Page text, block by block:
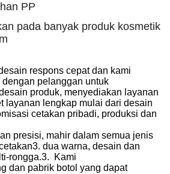
PP
pada banyak produk kosmetik
respons cepatdan kami
dengan pelanggan untuk
produk, menyediakan layanan
layanan lengkap mulai dari desain
cetakan pribadi, produksi dan
presisi, mahir dalam semua jenis
3. dua warna, desain dan
rongga.3.
Kami
dan pabrik botol yang dapat